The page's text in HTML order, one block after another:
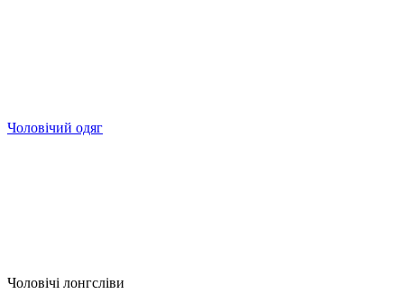
Чоловічий одяг
Чоловічі лонгсліви